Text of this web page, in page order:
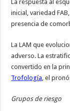
La respuesta al
inicial, variedad
presencia de
La LAM que
adverso. La
convertido en la
Trofología, el
Grupos de riesgo